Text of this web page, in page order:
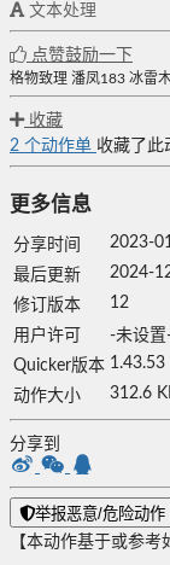
文本处理
点赞鼓励一下
格物致理 潘凤183 冰雷
收藏
2 个动作单 收藏了此
更多信息
分享时间
2023-
最后更新
2024-
修订版本
12
用户许可
-未设置
Quicker版本 1.43.53
动作大小
312.6
分享到
举报恶意/危险动作
【本动作基于或参考